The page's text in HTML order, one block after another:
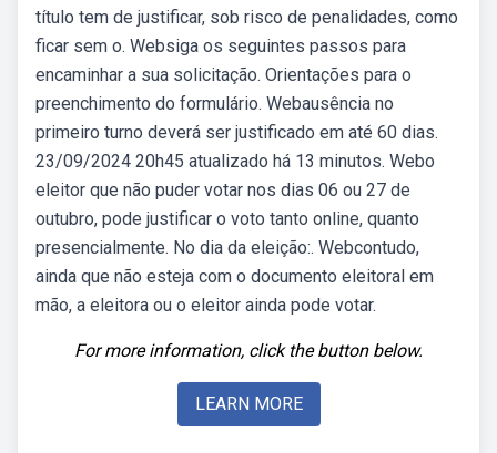
título tem de justificar, sob risco de penalidades, como
ficar sem o. Websiga os seguintes passos para
encaminhar a sua solicitação. Orientações para o
preenchimento do formulário. Webausência no
primeiro turno deverá ser justificado em até 60 dias.
23/09/2024 20h45 atualizado há 13 minutos. Webo
eleitor que não puder votar nos dias 06 ou 27 de
outubro, pode justificar o voto tanto online, quanto
presencialmente. No dia da eleição:. Webcontudo,
ainda que não esteja com o documento eleitoral em
mão, a eleitora ou o eleitor ainda pode votar.
For more information, click the button below.
LEARN MORE